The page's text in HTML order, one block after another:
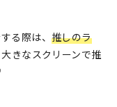
る際は、推しのラ
きなスクリーンで推